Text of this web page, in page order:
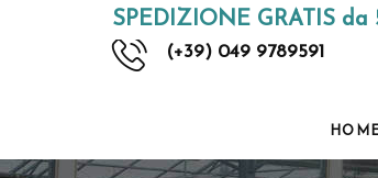
SPEDIZIONE GRATIS da
(+39) 049 9789591